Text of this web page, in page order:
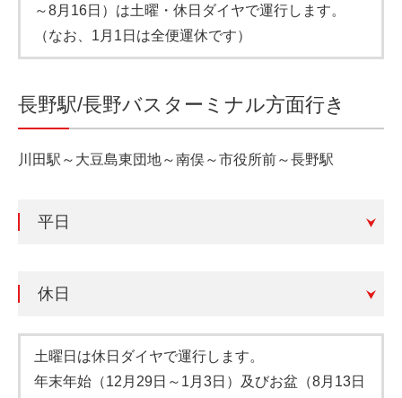
～8月16日）は土曜・休日ダイヤで運行します。
（なお、1月1日は全便運休です）
長野駅/長野バスターミナル方面行き
川田駅～大豆島東団地～南俣～市役所前～長野駅
平日
休日
土曜日は休日ダイヤで運行します。
年末年始（12月29日～1月3日）及びお盆（8月13日